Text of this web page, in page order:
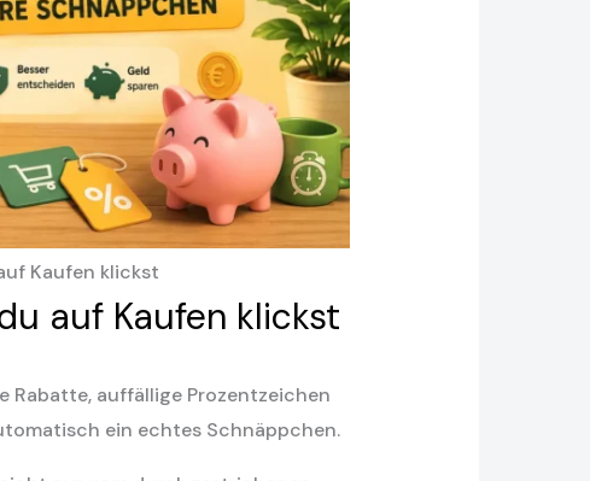
Kaufen klickst
auf Kaufen klickst
Rabatte, auffällige Prozentzeichen
ein echtes Schnäppchen.